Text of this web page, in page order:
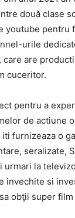
două clase
youtube pentru
urile
care are
cuceritor.
pentru a
de actiune
furnizeaza o
seralizate,
urmari la
invechite si
obţii super